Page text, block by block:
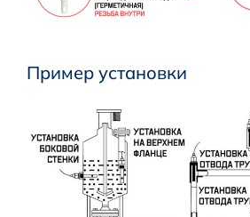
Пример установки